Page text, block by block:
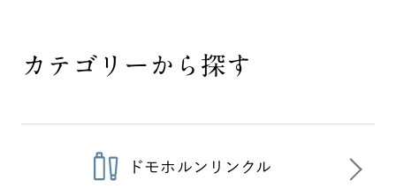
カテゴリーから探す
ドモホルンリンクル